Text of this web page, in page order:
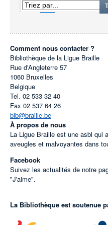
1
Comment nous contacter ?
Bibliothèque de la Ligue Braille
Rue d'Angleterre 57
1060 Bruxelles
Belgique
Tel. 02 533 32 40
Fax 02 537 64 26
bib@braille.be
À propos de nous
La Ligue Braille est une asbl qui
aveugles et malvoyantes dans
Facebook
Suivez les actualités de notre
"J'aime".
La Bibliothèque est soutenue